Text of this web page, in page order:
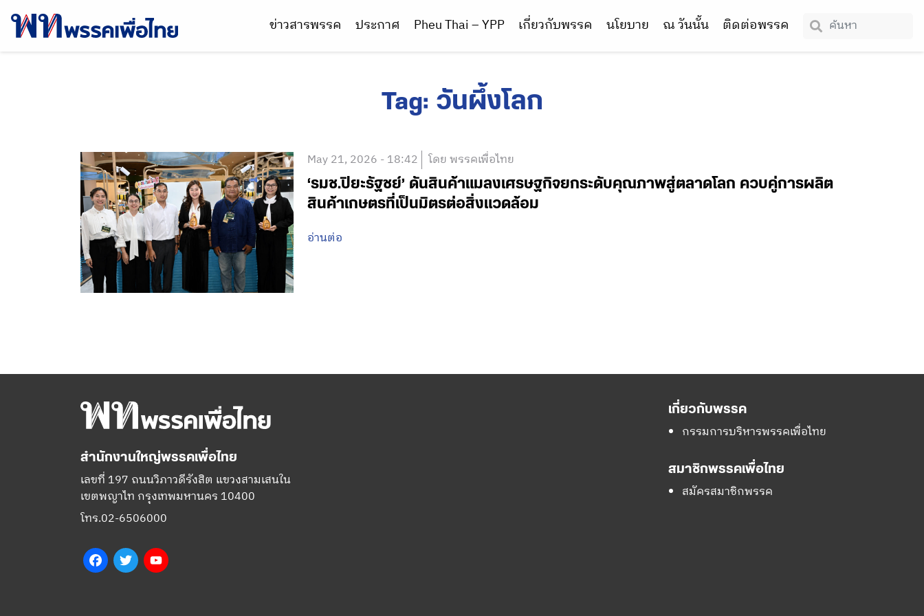
ข่าวสารพรรค ประกาศ Pheu Thai – YPP เกี่ยวกับพรรค นโยบาย ณ วันนั้น ติดต่อพรรค
Tag: วันผึ้งโลก
May 21, 2026 - 18:42 โดย พรรคเพื่อไทย
‘รมช.ปิยะรัฐชย์’ ดันสินค้าแมลงเศรษฐกิจยกระดับคุณภาพสู่ตลาดโลก ควบคู่การผลิต
สินค้าเกษตรที่เป็นมิตรต่อสิ่งแวดล้อม
อ่านต่อ
สำนักงานใหญ่พรรคเพื่อไทย
เลขที่ 197 ถนนวิภาวดีรังสิต แขวงสามเสนใน
เขตพญาไท กรุงเทพมหานคร 10400
โทร.02-6506000
FacebookTwitter
เกี่ยวกับพรรค
กรรมการบริหารพรรคเพื่อไทย
สมาชิกพรรคเพื่อไทย
สมัครสมาชิกพรรค